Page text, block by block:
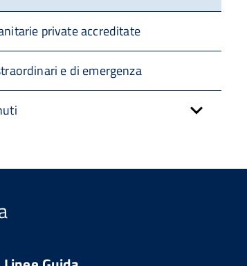
private accreditate
e di emergenza